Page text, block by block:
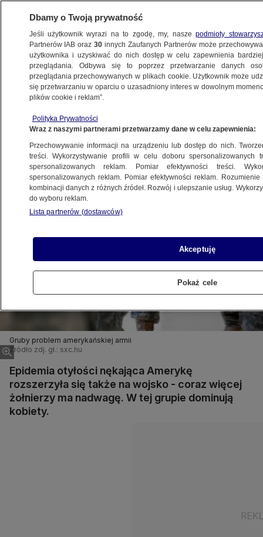
CIEKAWOSTKI
12.12.2012, 06:19
Udostępnij
Gruby problem amerykańskiej armii
Źródło zdj. gł.: sxc.hu
Epidemia otyłości nękająca Amerykę
rozszerzyła się także na wojsko - coraz więcej
żołnierzy ma nadwagę. W tej grupie dominują
kobiety.
Dbamy o Twoją prywatność
Jeśli użytkownik wyrazi na to zgodę, my, naszepodmioty
Partnerów IAB oraz30 innych Zaufanych Partnerów może
użytkownika i uzyskiwać do nich dostęp w celu zapewnienia
przeglądania. Odbywa się to poprzez przetwarzanie danych
przeglądania przechowywanych w plikach cookie. Użytkownik może
się przetwarzaniu w oparciu o uzasadniony interes w dowolnym
plików cookie i reklam”.
Polityka Prywatności
Wraz z naszymi partnerami przetwarzamy dane w celu zapewnienia:
Przechowywanie informacji na urządzeniu lub dostęp do nich.
treści. Wykorzystywanie profili w celu doboru spersonalizowanych
spersonalizowanych reklam. Pomiar efektywności treści.
spersonalizowanych reklam. Pomiar efektywności reklam.
kombinacji danych z różnych źródeł. Rozwój i ulepszanie usług.
do wyboru reklam.
Lista partnerów (dostawców)
Akceptuję
Pokaż cele